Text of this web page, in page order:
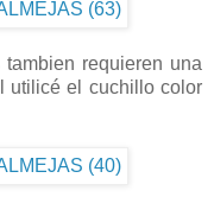
requieren una
utilicé el cuchillo color